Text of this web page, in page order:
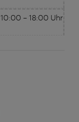
10:00 – 18:00 Uhr